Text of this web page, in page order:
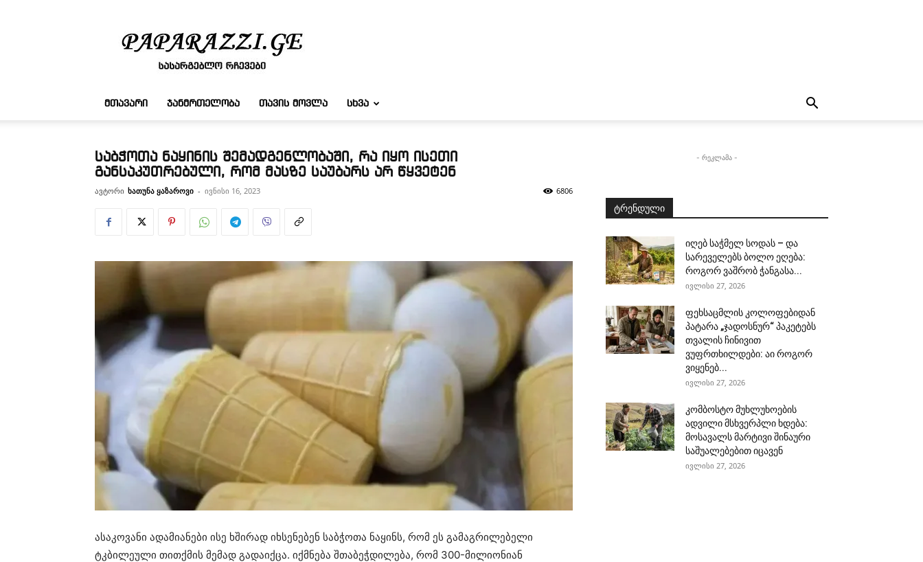
რჩევები
ᲛᲗᲐᲕᲐᲠᲘ ᲯᲐᲜᲛᲠᲗᲔᲚᲝᲑᲐ ᲗᲐᲕᲘᲡ ᲛᲝᲕᲚᲐ ᲡᲮᲕᲐ
საბჭოთა ნაყინის შემადგენლობაში, რა იყო ისეთი
განსაკუთრებული, რომ მასზე საუბარს არ წყვეტენ
ავტორი ხათუნა ყაზაროვი - ივნისი 16, 2023 6806
ასაკოვანი ადამიანები ისე ხშირად იხსენებენ საბჭოთა ნაყინს, რომ ეს გამაგრილებელი
ტკბილეული თითქმის მემად გადაიქცა. იქმნება შთაბეჭდილება, რომ 300-მილიონიან
- რეკლამა -
ტრენდული
იღებ საჭმელ სოდას – და
სარეველებს ბოლო ეღება:
როგორ ვაშრობ ჭანგასა...
ივლისი 27, 2026
ფეხსაცმლის კოლოფებიდან
პატარა „ჯადოსნურ“ პაკეტებს
თვალის ჩინივით
ვუფრთხილდები: აი როგორ
ვიყენებ...
ივლისი 27, 2026
კომბოსტო მუხლუხოების
ადვილი მსხვერპლი ხდება:
მოსავალს მარტივი შინაური
საშუალებებით იცავენ
ივლისი 27, 2026